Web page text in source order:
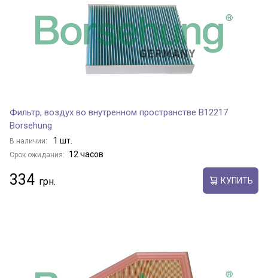
Фильтр, воздух во внутренном пространстве B12217
Borsehung
В наличии: 1 шт.
Срок ожидания: 12 часов
334 КУПИТЬ